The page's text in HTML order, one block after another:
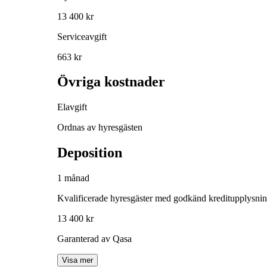
13 400 kr
Serviceavgift
663 kr
Övriga kostnader
Elavgift
Ordnas av hyresgästen
Deposition
1 månad
Kvalificerade hyresgäster med godkänd
13 400 kr
Garanterad av Qasa
Visa mer